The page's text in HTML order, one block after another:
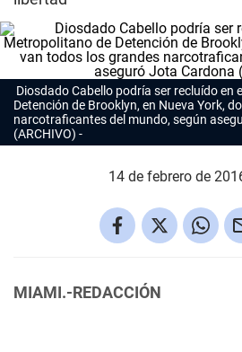
Diosdado Cabello podría ser recluído en
Detención de Brooklyn, en Nueva York,
narcotraficantes del mundo, según
(ARCHIVO)
14 de febrero de
MIAMI.-REDACCIÓN